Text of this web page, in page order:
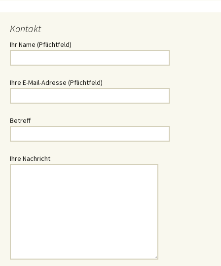
Ihre E-Mail-Adresse (Pflichtfeld)
Betreff
Ihre Nachricht